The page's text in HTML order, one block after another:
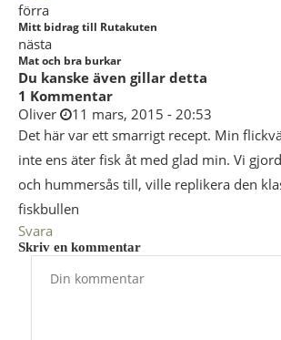
förra
Mitt bidrag till Rutakuten
nästa
Mat och bra burkar
Du kanske även gillar detta
1 Kommentar
Oliver
11 mars, 2015 - 20:53
Det här var ett smarrigt recept. Min
inte ens äter fisk åt med glad min. Vi
och hummersås till, ville replikera den
fiskbullen
Svara
Skriv en kommentar